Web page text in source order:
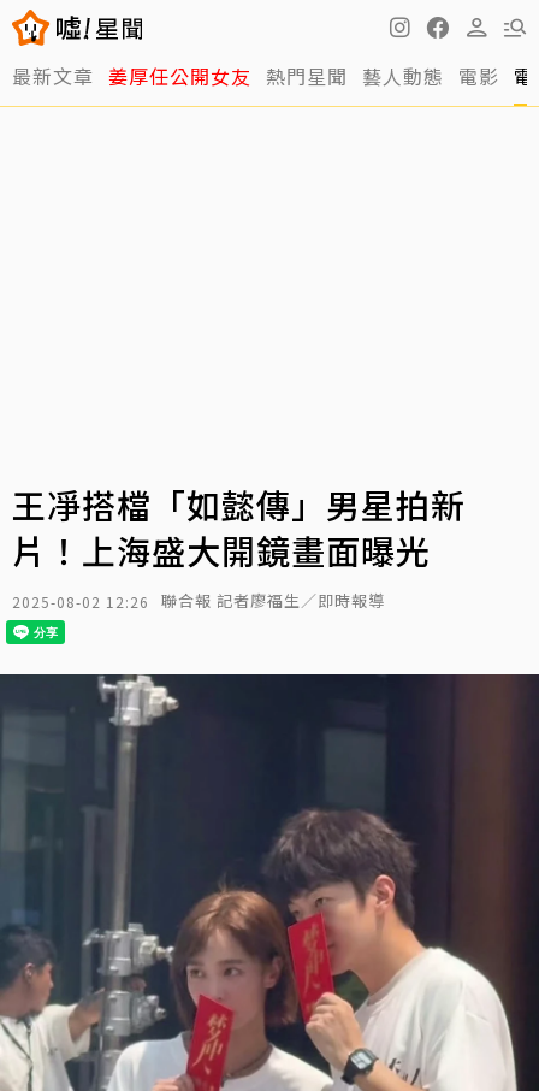
最新文章 姜厚任公開女友 熱門星聞 藝人動態 電影
王凈搭檔「如懿傳」男星拍新
片！上海盛大開鏡畫面曝光
2025-08-02 12:26 聯合報 記者廖福生／即時報導